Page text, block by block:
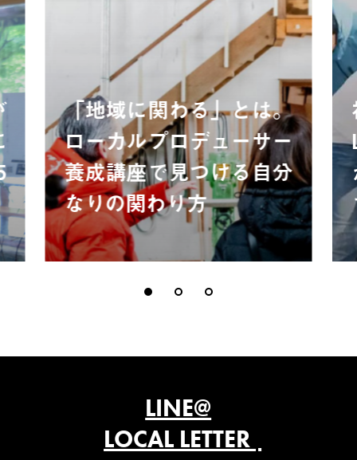
「地域に関わる」とは。
ローカルプロデューサー
養成講座で見つける自分
なりの関わり方
LINE@
LOCAL LETTER